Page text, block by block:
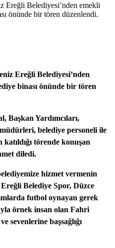
Ereğli Belediyesi’nden emekli
önünde bir tören düzenlendi.
Ereğli Belediyesi’nden
binası önünde bir tören
Başkan Yardımcıları,
belediye personeli ile
törende konuşan
diledi.
hizmet vermenin
Belediye Spor, Düzce
futbol oynayan gerek
örnek insan olan Fahri
sevenlerine başsağlığı